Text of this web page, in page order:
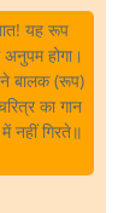
यह रूप
होगा।
बालक (रूप)
का गान
नहीं गिरते॥